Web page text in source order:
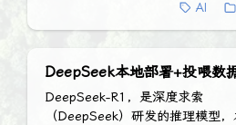
AI
DeepSeek本地部署+投喂数
DeepSeek-R1，是深度求索
（DeepSeek）研发的推理模型